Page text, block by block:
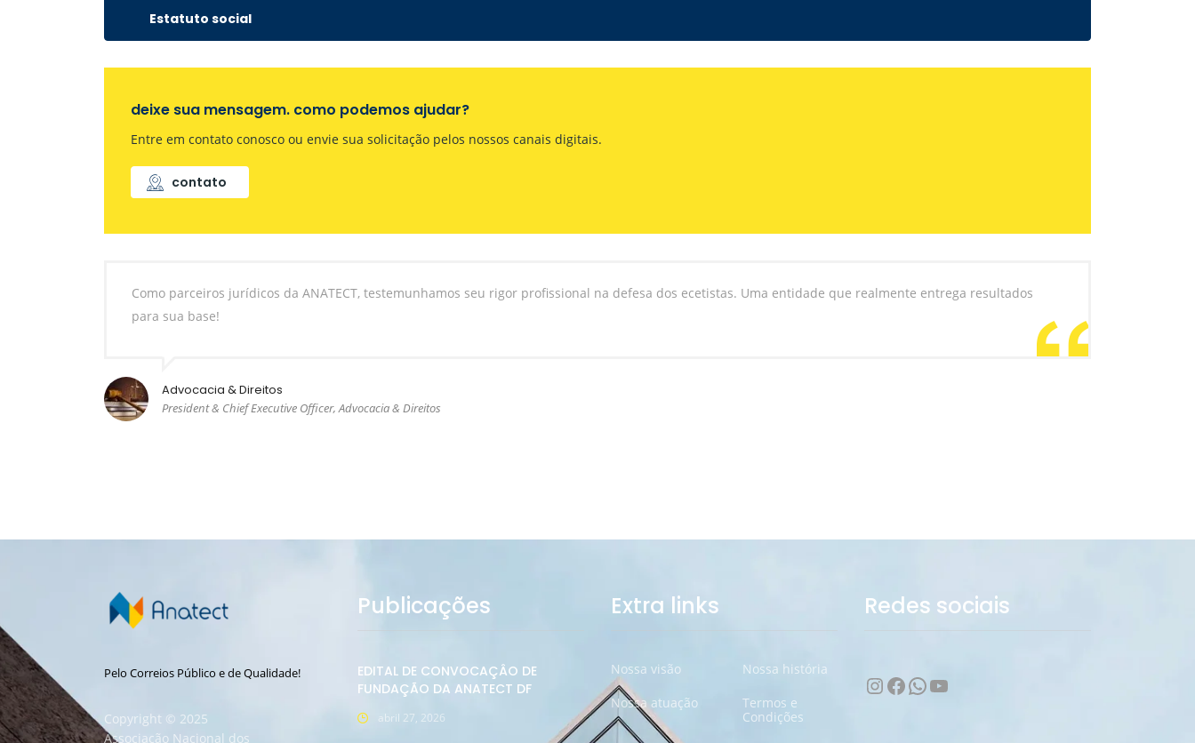
Estatuto social
deixe sua mensagem. como podemos ajudar?
Entre em contato conosco ou envie sua solicitação pelos nossos canais digitais.
contato
Como parceiros jurídicos da ANATECT, testemunhamos seu rigor profissional na defesa dos ecetistas. Uma entidade que realmente entrega resultados
para sua base!
Advocacia & Direitos
President & Chief Executive Officer, Advocacia & Direitos
Pelo Correios Público e de Qualidade!
Copyright © 2025
Associação Nacional dos
Publicações
EDITAL DE CONVOCAÇÂO DE
FUNDAÇÃO DA ANATECT DF
abril 27, 2026
Extra links
Nossa visão
Nossa história
Nossa atuação
Termos e
Condições
Redes sociais
Instagram
Facebook
WhatsApp
Youtube